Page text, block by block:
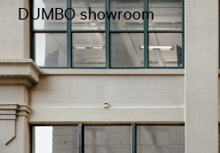
DUMBO showroom